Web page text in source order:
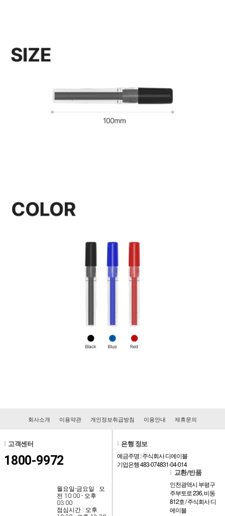
회사소개 이용약관 개인정보취급방침 이용안내 제휴문의
고객센터
1800-9972
월요일-금요일 : 오
전 10:00 - 오후
03:00
점심시간 : 오후
은행 정보
예금주명 : 주식회사 디에이블
기업은행 483-074831-04-014
교환/반품
인천광역시 부평구
주부토로 236, 비동
812호 / 주식회사 디
에이블